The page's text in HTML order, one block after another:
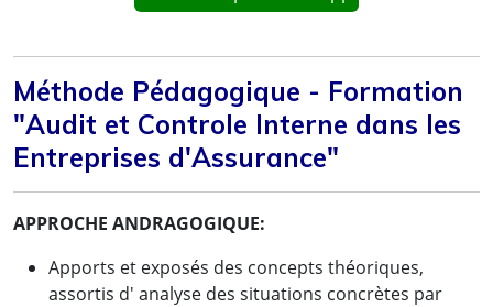
Méthode Pédagogique - Formation
"Audit et Controle Interne dans les
Entreprises d'Assurance"
APPROCHE ANDRAGOGIQUE:
Apports et exposés des concepts théoriques,
assortis d' analyse des situations concrètes par